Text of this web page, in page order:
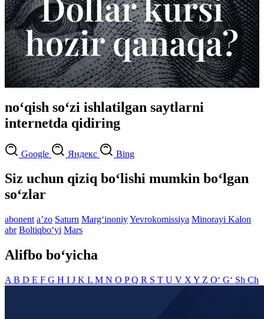
no‘qish so‘zi ishlatilgan saytlarni
internetda qidiring
Google Яндекс Bing
Siz uchun qiziq bo‘lishi mumkin bo‘lgan
so‘zlar
abonent aʼzo Saturn Marg‘inoniyYevrokomissiya Minorayi Kalon
abr Boltiqbo‘yi Mars
Alifbo bo‘yicha
A B D E F G H I J K L M N O PQ R S T U V X Y Z O‘ G‘ Sh Ch